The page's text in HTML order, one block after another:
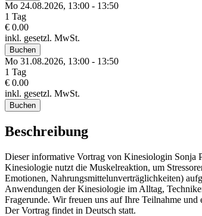
Mo 24.08.2026, 13:00 - 13:50
1 Tag
€ 0.00
inkl. gesetzl. MwSt.
Buchen
Mo 31.08.2026, 13:00 - 13:50
1 Tag
€ 0.00
inkl. gesetzl. MwSt.
Buchen
Beschreibung
Dieser informative Vortrag von Kinesiologin Sonja
Kinesiologie nutzt die Muskelreaktion, um
Emotionen, Nahrungsmittelunverträglichkeiten)
Anwendungen der Kinesiologie im Alltag,
Fragerunde. Wir freuen uns auf Ihre Teilnahme
Der Vortrag findet in Deutsch statt.